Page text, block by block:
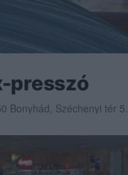
presszó
Bonyhád, Széchenyi tér 5.